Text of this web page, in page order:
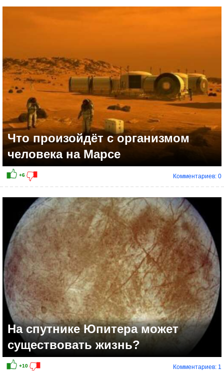
+9
Что произойдёт с организмом
человека на Марсе
Комментариев: 0
На спутнике Юпитера может
существовать жизнь?
Комментариев: 1